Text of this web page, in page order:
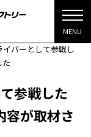
MENU
バーとして参戦し
た
参戦した
容が取材さ